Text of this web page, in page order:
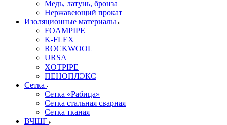
Медь, латунь, бронза
Нержавеющий прокат
Изоляционные материалы
FOAMPIPE
K-FLEX
ROCKWOOL
URSA
XOTPIPE
ПЕНОПЛЭКС
Сетка
Сетка «Рабица»
Сетка стальная сварная
Сетка тканая
ВЧШГ